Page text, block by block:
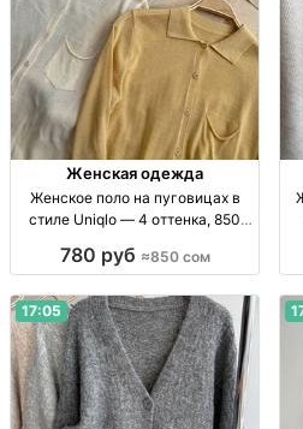
Женская одежда
Женское поло на пуговицах в
стиле Uniqlo — 4 оттенка, 850
стандартный р-р, 4 оттенка,
сом.
780 руб ≈850 сом
17:05